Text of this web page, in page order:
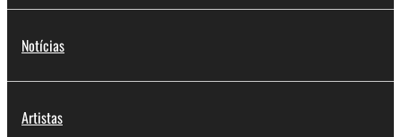
Notícias
Artistas